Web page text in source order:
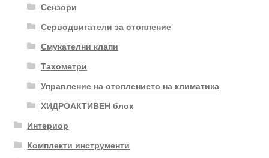
Сензори
Серводвигатели за отопление
Смукателни клапи
Тахометри
Управление на отоплението на климатика
ХИДРОАКТИВЕН блок
Интериор
Комплекти инструменти